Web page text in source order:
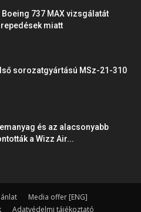
Boeing 737 MAX vizsgálatát
miatt
sorozatgyártású MSz-21-310
és az alacsonyabb
a Wizz Air...
Media offer [ENG]
Adatvédelmi tájékoztató